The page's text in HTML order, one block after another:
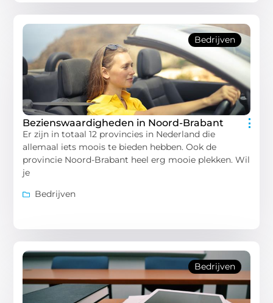
Bedrijven
Bezienswaardigheden in Noord-Brabant
Er zijn in totaal 12 provincies in Nederland die
allemaal iets moois te bieden hebben. Ook de
provincie Noord-Brabant heel erg mooie plekken. Wil
je
Bedrijven
Bedrijven